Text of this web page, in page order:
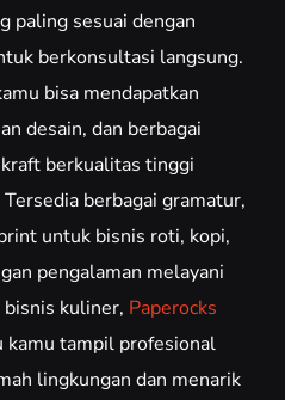
paling sesuai dengan
berkonsultasi langsung.
bisa mendapatkan
desain, dan berbagai
berkualitas tinggi
berbagai gramatur,
untuk bisnis roti, kopi,
pengalaman melayani
kuliner, Paperocks
tampil profesional
lingkungan dan menarik